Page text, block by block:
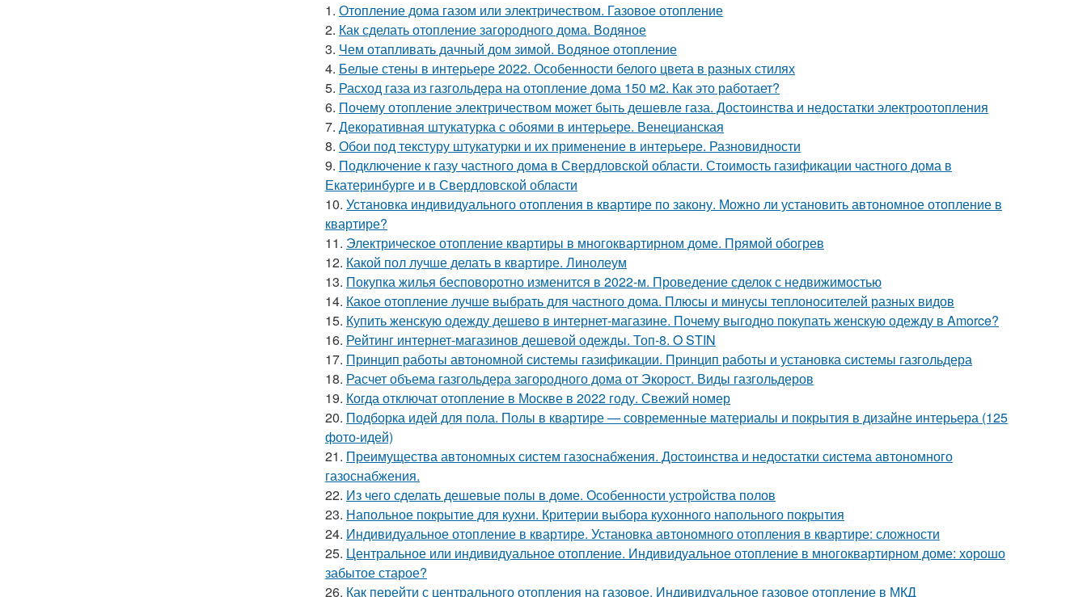
1. Отопление дома газом или электричеством. Газовое отопление
2. Как сделать отопление загородного дома. Водяное
3. Чем отапливать дачный дом зимой. Водяное отопление
4. Белые стены в интерьере 2022. Особенности белого цвета в разных стилях
5. Расход газа из газгольдера на отопление дома 150 м2. Как это работает?
6. Почему отопление электричеством может быть дешевле газа. Достоинства и недостатки электроотопления
7. Декоративная штукатурка с обоями в интерьере. Венецианская
8. Обои под текстуру штукатурки и их применение в интерьере. Разновидности
9. Подключение к газу частного дома в Свердловской области. Стоимость газификации частного дома в
Екатеринбурге и в Свердловской области
10. Установка индивидуального отопления в квартире по закону. Можно ли установить автономное отопление в
квартире?
11. Электрическое отопление квартиры в многоквартирном доме. Прямой обогрев
12. Какой пол лучше делать в квартире. Линолеум
13. Покупка жилья бесповоротно изменится в 2022-м. Проведение сделок с недвижимостью
14. Какое отопление лучше выбрать для частного дома. Плюсы и минусы теплоносителей разных видов
15. Купить женскую одежду дешево в интернет-магазине. Почему выгодно покупать женскую одежду в Amorce?
16. Рейтинг интернет-магазинов дешевой одежды. Топ-8. O STIN
17. Принцип работы автономной системы газификации. Принцип работы и установка системы газгольдера
18. Расчет объема газгольдера загородного дома от Экорост. Виды газгольдеров
19. Когда отключат отопление в Москве в 2022 году. Свежий номер
20. Подборка идей для пола. Полы в квартире — современные материалы и покрытия в дизайне интерьера (125
фото-идей)
21. Преимущества автономных систем газоснабжения. Достоинства и недостатки система автономного
газоснабжения.
22. Из чего сделать дешевые полы в доме. Особенности устройства полов
23. Напольное покрытие для кухни. Критерии выбора кухонного напольного покрытия
24. Индивидуальное отопление в квартире. Установка автономного отопления в квартире: сложности
25. Центральное или индивидуальное отопление. Индивидуальное отопление в многоквартирном доме: хорошо
забытое старое?
26. Как перейти с центрального отопления на газовое. Индивидуальное газовое отопление в МКД